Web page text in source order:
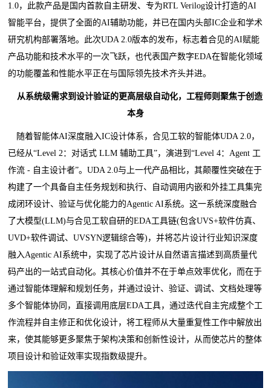
1.0，此款产品是国内首款自主研发、专为RTL Verilog设计打造的AI
智能平台，提供了全面的AI辅助功能，并已在国内头部IC企业和学术
研究机构部署落地。此次UDA 2.0版本的发布，标志着合见的AI赋能
产品功能和技术水平的一次飞跃，也代表国产数字EDA在智能化领域
的功能覆盖和性能水平正在与国际领先技术齐头并进。
从系统级需求到设计验证的更高层级自动化，工程师则聚焦于创造
本身
随着智能体AI深度融入IC设计体系，合见工软的智能体UDA 2.0，
已经从“Level 2：对话式 LLM 辅助工具”，演进到“Level 4：Agent 工
作流 - 自主设计者”。UDA 2.0与上一代产品相比，其颠覆性突破在于
构建了一个具备自主任务规划和执行、自动调用内嵌和外挂工具集完
成闭环设计、验证与优化能力的Agentic AI系统。这一系统深度融合
了大模型(LLM)与合见工软自研的EDA工具链(包含UVS+软件仿真、
UVD+软件调试、UVSYN逻辑综合等)，并将芯片设计行业知识深度
融入Agentic AI系统中，实现了芯片设计从自然语言描述到高质量代
码产出的一站式自动化。其核心价值并不在于单点效率优化，而在于
通过智能体理解和规划任务，并通过设计、验证、调试、文档处理等
多个智能体协同，直接调用底层EDA工具，通过迭代自主完成整个工
作流程并自主修正和优化设计，将工程师从大量重复性工作中解放出
来，使其能够更多聚焦于架构决策和创新性设计，从而使芯片的整体
项目设计和验证效率实现指数级提升。